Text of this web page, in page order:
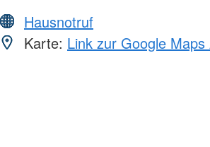
Hausnotruf
Karte: Link zur Google Maps